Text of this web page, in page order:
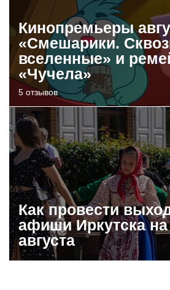
Кинопремьеры
«Смешарики.
вселенные» и
«Чучела»
5 отзывов
Как провести
афиши Иркутска на
августа